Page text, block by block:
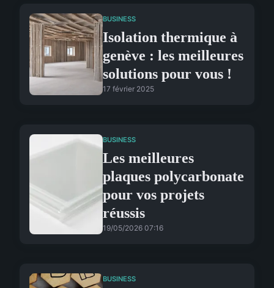
BUSINESS
Isolation thermique à
genève : les meilleures
solutions pour vous !
17 février 2025
BUSINESS
Les meilleures
plaques polycarbonate
pour vos projets
réussis
19/05/2026 07:16
BUSINESS